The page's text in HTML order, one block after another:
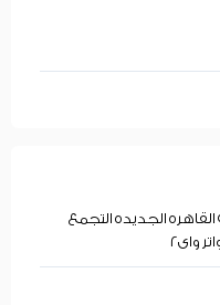
القاهره الجديده التجمع
واى2